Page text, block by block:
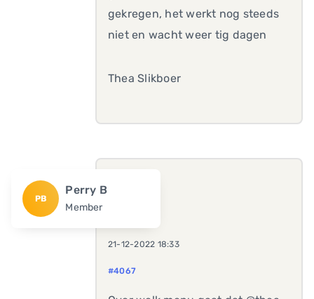
gekregen, het werkt nog steeds
niet en wacht weer tig dagen
Thea Slikboer
PB
Perry B
Member
21-12-2022 18:33
#4067